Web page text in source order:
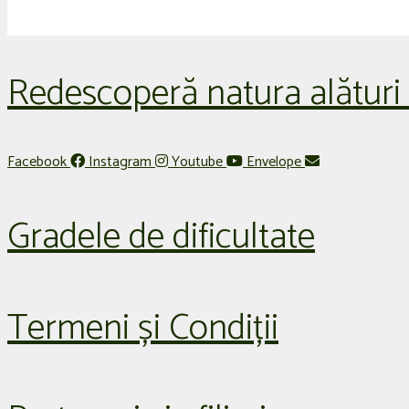
Redescoperă natura
Facebook Instagram Youtube Envelope
Gradele de dificultate
Termeni și Condiții